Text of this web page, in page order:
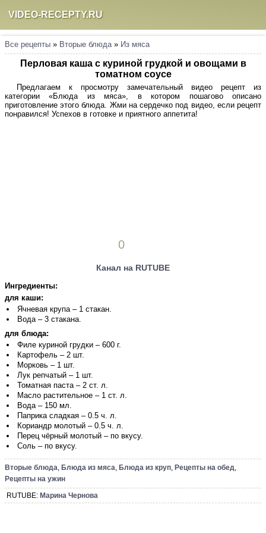
VIDEO-RECEPTY.RU
Все рецепты » Вторые блюда» Из мяса
Перловая каша с куриной грудкой и овощами в
томатном соусе
Предлагаем к просмотру замечательный видео рецепт из
категории «Блюда из мяса», в котором пошагово описано
приготовление этого блюда. Жми на сердечко под видео, если рецепт
понравился! Успехов в готовке и приятного аппетита!
0
Канал на RUTUBE
Ингредиенты:
для каши:
Ячневая крупа – 1 стакан.
Вода – 3 стакана.
для блюда:
Филе куриной грудки – 600 г.
Картофель – 2 шт.
Морковь – 1 шт.
Лук репчатый – 1 шт.
Томатная паста – 2 ст. л.
Масло растительное – 1 ст. л.
Вода – 150 мл.
Паприка сладкая – 0.5 ч. л.
Кориандр молотый – 0.5 ч. л.
Перец чёрный молотый – по вкусу.
Соль – по вкусу.
Вторые блюда, Блюда из мяса, Блюда из круп, Рецепты на обед,
Рецепты на ужин
RUTUBE: Марина Чернова